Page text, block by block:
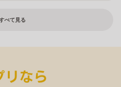
べて見る